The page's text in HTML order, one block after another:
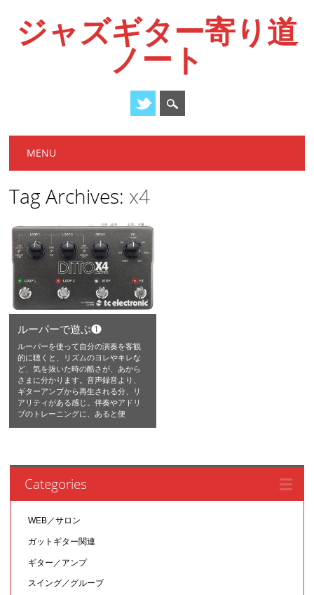
ジャズギター寄り道
ノート
Main menu
MENU
Tag Archives: x4
ルーパーで遊ぶ❶
ルーパーを使って自分の演奏を客観
的に聴くと、リズムのヨレやキレな
ど、気を抜いた時の酷さが、あから
さまに分かります。音声録音より、
ギターアンプから再生される分、リ
アリティがある感じ。伴奏やアドリ
ブのトレーニングに、あると便
Categories
WEB／サロン
ガットギター関連
ギター／アンプ
スイング／グルーブ